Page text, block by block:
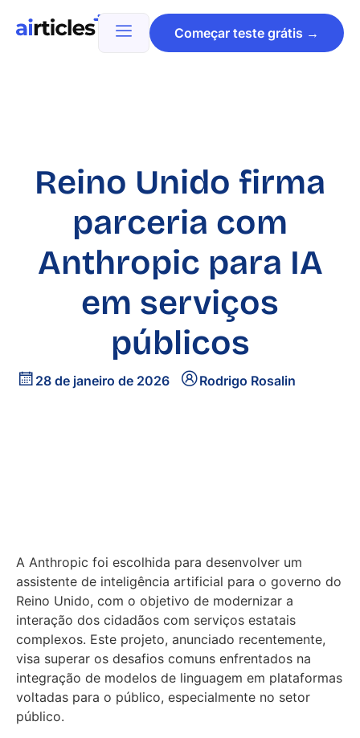
Começar teste grátis →
Reino Unido firma
parceria com
Anthropic para IA
em serviços
públicos
28 de janeiro de 2026 Rodrigo Rosalin
A Anthropic foi escolhida para desenvolver um
assistente de inteligência artificial para o governo do
Reino Unido, com o objetivo de modernizar a
interação dos cidadãos com serviços estatais
complexos. Este projeto, anunciado recentemente,
visa superar os desafios comuns enfrentados na
integração de modelos de linguagem em plataformas
voltadas para o público, especialmente no setor
público.